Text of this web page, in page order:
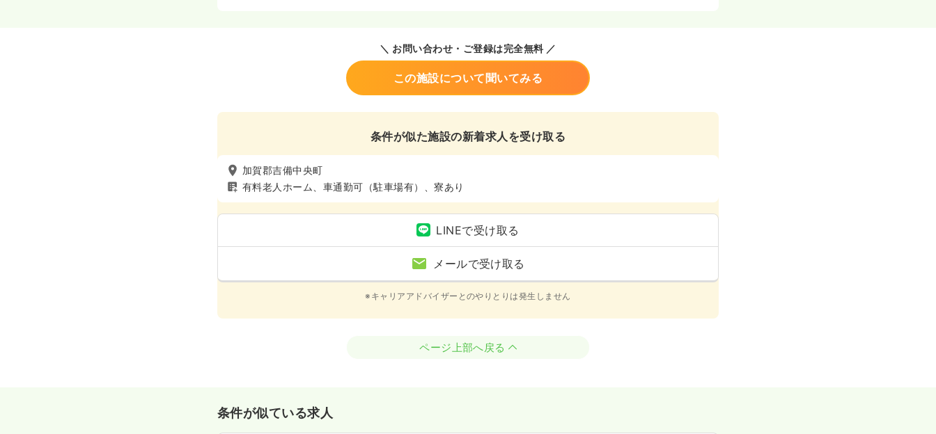
＼ お問い合わせ・ご登録は完全無料 ／
この施設について聞いてみる
条件が似た施設の新着求人を受け取る
加賀郡吉備中央町
有料老人ホーム、車通勤可（駐車場有）、寮あり
LINEで受け取る
メールで受け取る
※キャリアアドバイザーとのやりとりは発生しません
ページ上部へ戻る
条件が似ている求人